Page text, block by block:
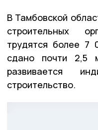
В Тамбовской
строительных
трудятся более 7
сдано почти 2,5
развивается
строительство.